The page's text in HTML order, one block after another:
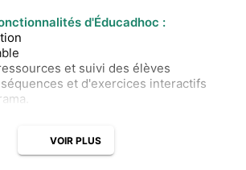
d'Éducadhoc :
et suivi des élèves
et d'exercices interactifs
VOIR PLUS